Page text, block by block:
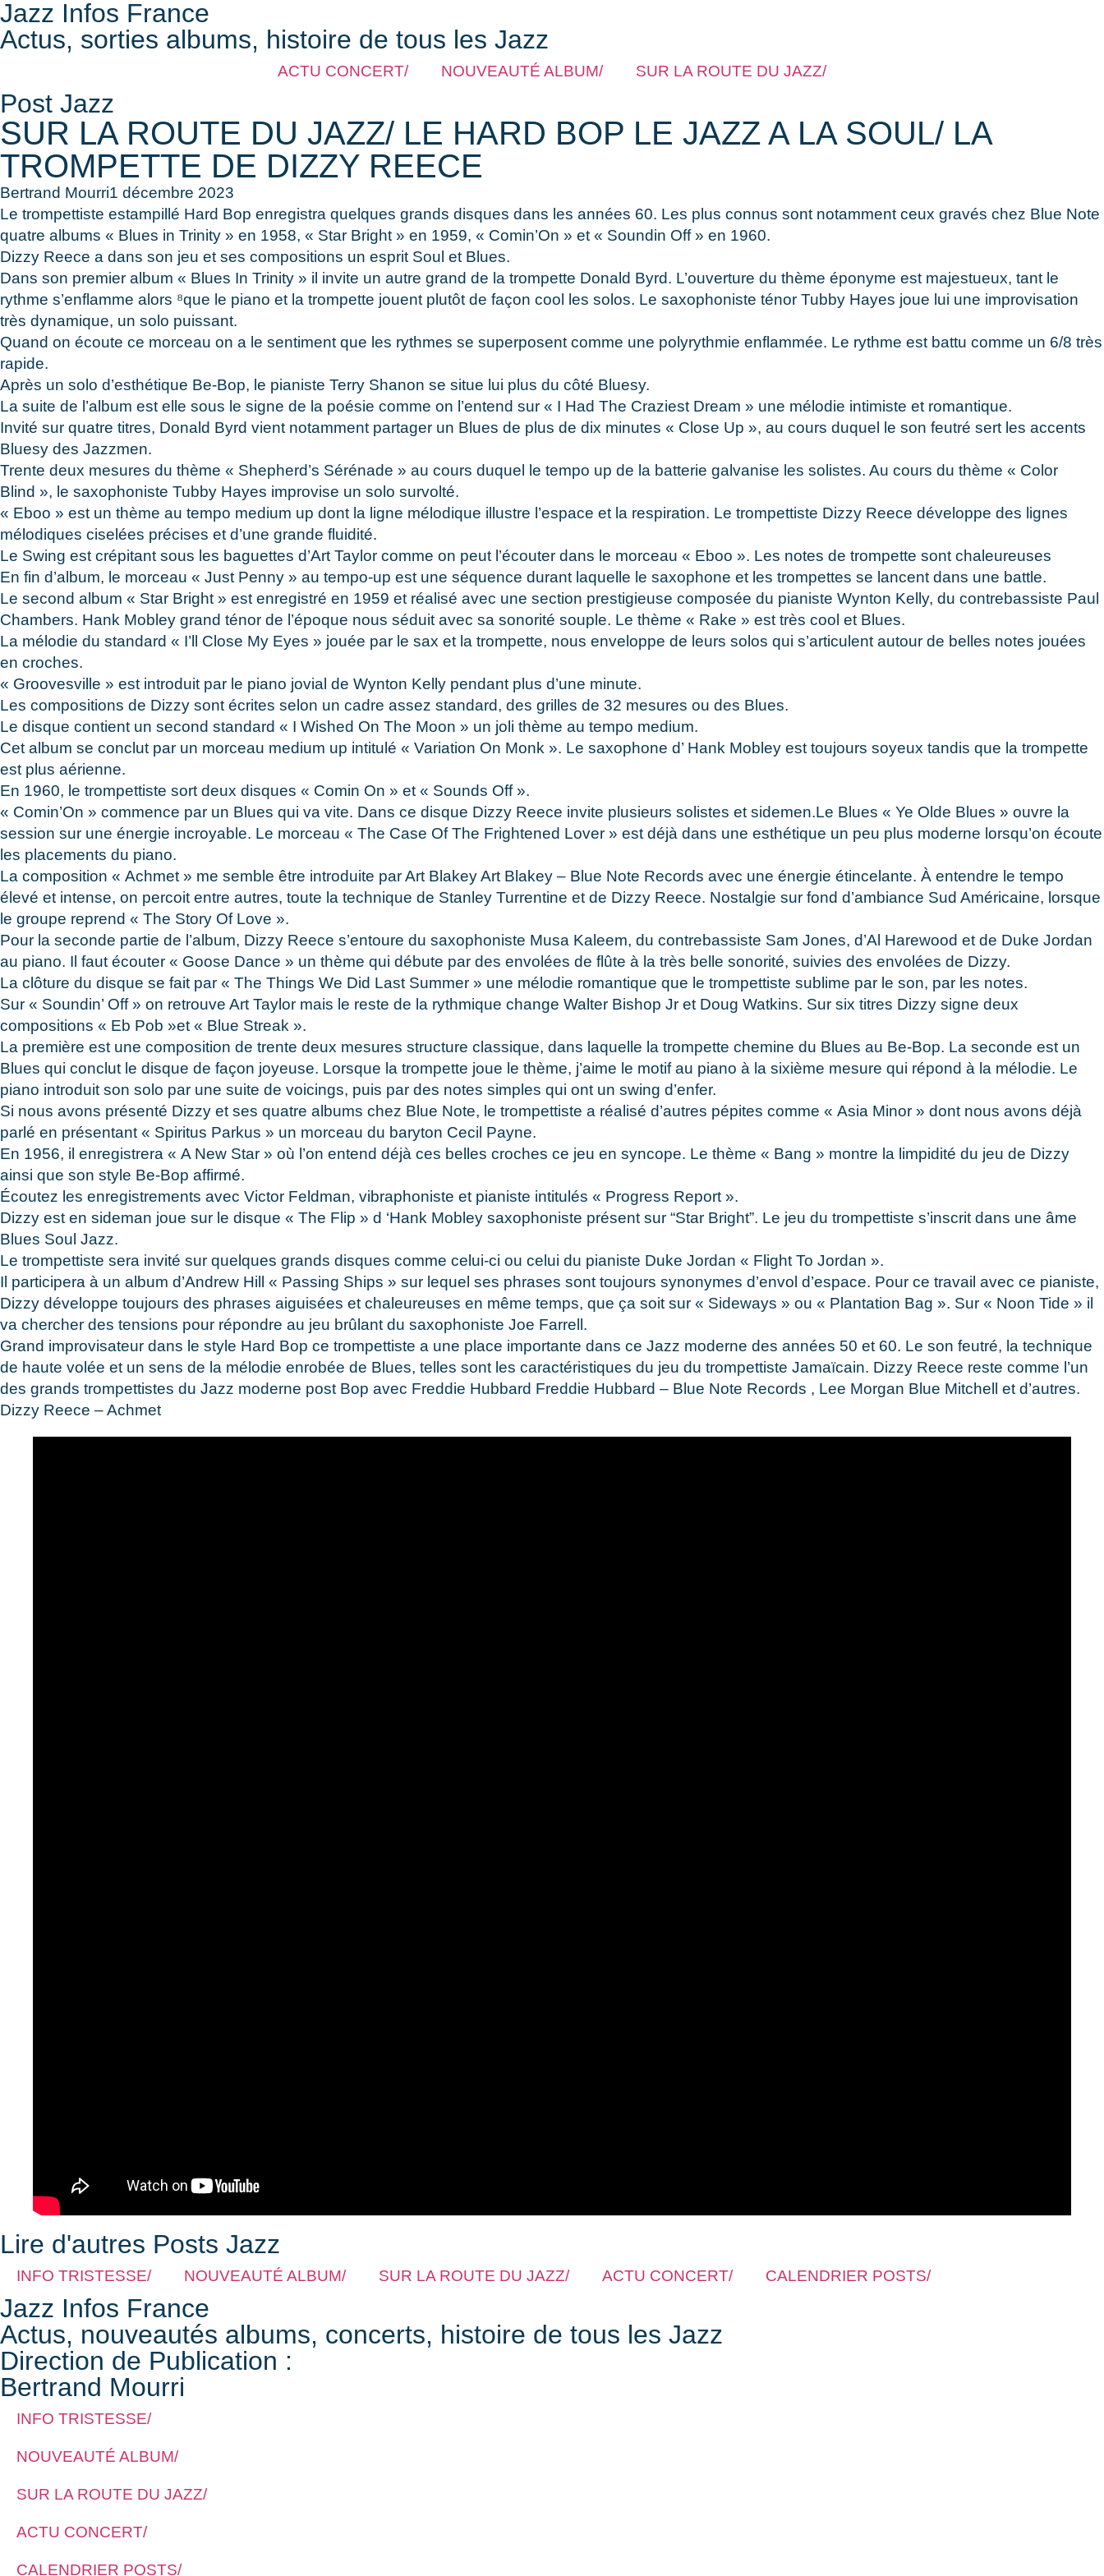
Jazz Infos France
Actus, sorties albums, histoire de tous les Jazz
ACTU CONCERT/ NOUVEAUTÉ ALBUM/ SUR LA ROUTE DU JAZZ/
Post Jazz
SUR LA ROUTE DU JAZZ/ LE HARD BOP LE JAZZ A LA SOUL/ LA
TROMPETTE DE DIZZY REECE
Bertrand Mourri1 décembre 2023
Le trompettiste estampillé Hard Bop enregistra quelques grands disques dans les années 60. Les plus connus sont notamment ceux gravés chez Blue Note
quatre albums « Blues in Trinity » en 1958, « Star Bright » en 1959, « Comin’On » et « Soundin Off » en 1960.
Dizzy Reece a dans son jeu et ses compositions un esprit Soul et Blues.
Dans son premier album « Blues In Trinity » il invite un autre grand de la trompette Donald Byrd. L’ouverture du thème éponyme est majestueux, tant le
rythme s’enflamme alors ⁸que le piano et la trompette jouent plutôt de façon cool les solos. Le saxophoniste ténor Tubby Hayes joue lui une improvisation
très dynamique, un solo puissant.
Quand on écoute ce morceau on a le sentiment que les rythmes se superposent comme une polyrythmie enflammée. Le rythme est battu comme un 6/8 très
rapide.
Après un solo d’esthétique Be-Bop, le pianiste Terry Shanon se situe lui plus du côté Bluesy.
La suite de l’album est elle sous le signe de la poésie comme on l’entend sur « I Had The Craziest Dream » une mélodie intimiste et romantique.
Invité sur quatre titres, Donald Byrd vient notamment partager un Blues de plus de dix minutes « Close Up », au cours duquel le son feutré sert les accents
Bluesy des Jazzmen.
Trente deux mesures du thème « Shepherd’s Sérénade » au cours duquel le tempo up de la batterie galvanise les solistes. Au cours du thème « Color
Blind », le saxophoniste Tubby Hayes improvise un solo survolté.
« Eboo » est un thème au tempo medium up dont la ligne mélodique illustre l’espace et la respiration. Le trompettiste Dizzy Reece développe des lignes
mélodiques ciselées précises et d’une grande fluidité.
Le Swing est crépitant sous les baguettes d’Art Taylor comme on peut l’écouter dans le morceau « Eboo ». Les notes de trompette sont chaleureuses
En fin d’album, le morceau « Just Penny » au tempo-up est une séquence durant laquelle le saxophone et les trompettes se lancent dans une battle.
Le second album « Star Bright » est enregistré en 1959 et réalisé avec une section prestigieuse composée du pianiste Wynton Kelly, du contrebassiste Paul
Chambers. Hank Mobley grand ténor de l’époque nous séduit avec sa sonorité souple. Le thème « Rake » est très cool et Blues.
La mélodie du standard « I’ll Close My Eyes » jouée par le sax et la trompette, nous enveloppe de leurs solos qui s’articulent autour de belles notes jouées
en croches.
« Groovesville » est introduit par le piano jovial de Wynton Kelly pendant plus d’une minute.
Les compositions de Dizzy sont écrites selon un cadre assez standard, des grilles de 32 mesures ou des Blues.
Le disque contient un second standard « I Wished On The Moon » un joli thème au tempo medium.
Cet album se conclut par un morceau medium up intitulé « Variation On Monk ». Le saxophone d’ Hank Mobley est toujours soyeux tandis que la trompette
est plus aérienne.
En 1960, le trompettiste sort deux disques « Comin On » et « Sounds Off ».
« Comin’On » commence par un Blues qui va vite. Dans ce disque Dizzy Reece invite plusieurs solistes et sidemen.Le Blues « Ye Olde Blues » ouvre la
session sur une énergie incroyable. Le morceau « The Case Of The Frightened Lover » est déjà dans une esthétique un peu plus moderne lorsqu’on écoute
les placements du piano.
La composition « Achmet » me semble être introduite par Art Blakey Art Blakey – Blue Note Records avec une énergie étincelante. À entendre le tempo
élevé et intense, on percoit entre autres, toute la technique de Stanley Turrentine et de Dizzy Reece. Nostalgie sur fond d’ambiance Sud Américaine, lorsque
le groupe reprend « The Story Of Love ».
Pour la seconde partie de l’album, Dizzy Reece s’entoure du saxophoniste Musa Kaleem, du contrebassiste Sam Jones, d’Al Harewood et de Duke Jordan
au piano. Il faut écouter « Goose Dance » un thème qui débute par des envolées de flûte à la très belle sonorité, suivies des envolées de Dizzy.
La clôture du disque se fait par « The Things We Did Last Summer » une mélodie romantique que le trompettiste sublime par le son, par les notes.
Sur « Soundin’ Off » on retrouve Art Taylor mais le reste de la rythmique change Walter Bishop Jr et Doug Watkins. Sur six titres Dizzy signe deux
compositions « Eb Pob »et « Blue Streak ».
La première est une composition de trente deux mesures structure classique, dans laquelle la trompette chemine du Blues au Be-Bop. La seconde est un
Blues qui conclut le disque de façon joyeuse. Lorsque la trompette joue le thème, j’aime le motif au piano à la sixième mesure qui répond à la mélodie. Le
piano introduit son solo par une suite de voicings, puis par des notes simples qui ont un swing d’enfer.
Si nous avons présenté Dizzy et ses quatre albums chez Blue Note, le trompettiste a réalisé d’autres pépites comme « Asia Minor » dont nous avons déjà
parlé en présentant « Spiritus Parkus » un morceau du baryton Cecil Payne.
En 1956, il enregistrera « A New Star » où l’on entend déjà ces belles croches ce jeu en syncope. Le thème « Bang » montre la limpidité du jeu de Dizzy
ainsi que son style Be-Bop affirmé.
Écoutez les enregistrements avec Victor Feldman, vibraphoniste et pianiste intitulés « Progress Report ».
Dizzy est en sideman joue sur le disque « The Flip » d ‘Hank Mobley saxophoniste présent sur “Star Bright”. Le jeu du trompettiste s’inscrit dans une âme
Blues Soul Jazz.
Le trompettiste sera invité sur quelques grands disques comme celui-ci ou celui du pianiste Duke Jordan « Flight To Jordan ».
Il participera à un album d’Andrew Hill « Passing Ships » sur lequel ses phrases sont toujours synonymes d’envol d’espace. Pour ce travail avec ce pianiste,
Dizzy développe toujours des phrases aiguisées et chaleureuses en même temps, que ça soit sur « Sideways » ou « Plantation Bag ». Sur « Noon Tide » il
va chercher des tensions pour répondre au jeu brûlant du saxophoniste Joe Farrell.
Grand improvisateur dans le style Hard Bop ce trompettiste a une place importante dans ce Jazz moderne des années 50 et 60. Le son feutré, la technique
de haute volée et un sens de la mélodie enrobée de Blues, telles sont les caractéristiques du jeu du trompettiste Jamaïcain. Dizzy Reece reste comme l’un
des grands trompettistes du Jazz moderne post Bop avec Freddie Hubbard Freddie Hubbard – Blue Note Records , Lee Morgan Blue Mitchell et d’autres.
Dizzy Reece – Achmet
Lire d'autres Posts Jazz
INFO TRISTESSE/ NOUVEAUTÉ ALBUM/ SUR LA ROUTE DU JAZZ/ ACTU CONCERT/ CALENDRIER POSTS/
Jazz Infos France
Actus, nouveautés albums, concerts, histoire de tous les Jazz
Direction de Publication :
Bertrand Mourri
INFO TRISTESSE/
NOUVEAUTÉ ALBUM/
SUR LA ROUTE DU JAZZ/
ACTU CONCERT/
CALENDRIER POSTS/